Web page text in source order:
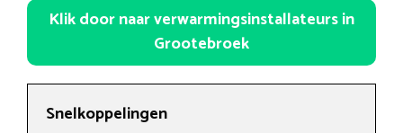
Klik door naar verwarmingsinstallateurs in
Grootebroek
Snelkoppelingen